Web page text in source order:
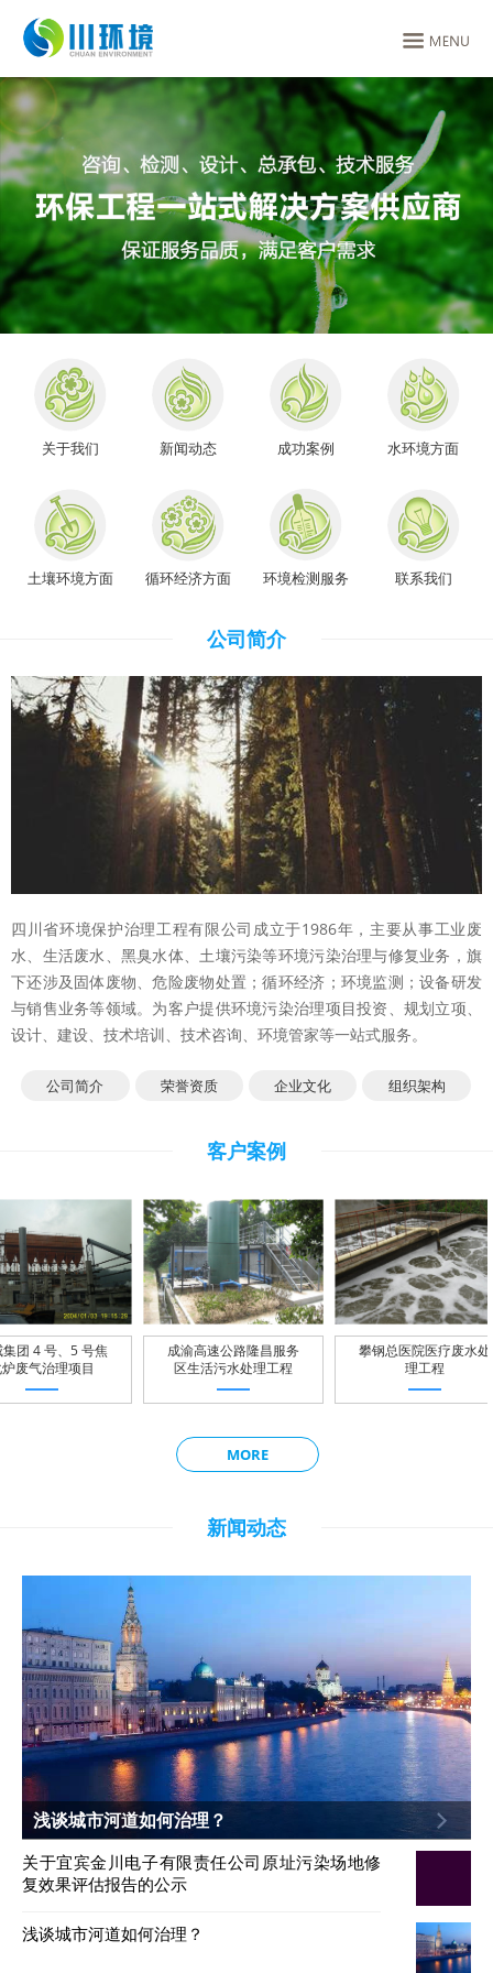
关于我们 新闻动态 成功案例 水环境方面
土壤环境方面 循环经济方面 环境检测服务 联系我们
公司简介
四川省环境保护治理工程有限公司成立于1986年，主要从事工业废
水、生活废水、黑臭水体、土壤污染等环境污染治理与修复业务，旗
下还涉及固体废物、危险废物处置；循环经济；环境监测；设备研发
与销售业务等领域。为客户提供环境污染治理项目投资、规划立项、
设计、建设、技术培训、技术咨询、环境管家等一站式服务。
公司简介 荣誉资质 企业文化 组织架构
客户案例
号、5 号焦
治理项目
成渝高速公路隆昌服务
区生活污水处理工程
攀钢总医院医疗废水处
理工程
MORE
新闻动态
浅谈城市河道如何治理？
关于宜宾金川电子有限责任公司原址污染场地修
复效果评估报告的公示
浅谈城市河道如何治理？